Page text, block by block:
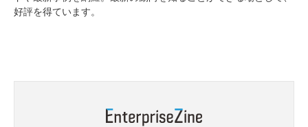
好評を得ています。